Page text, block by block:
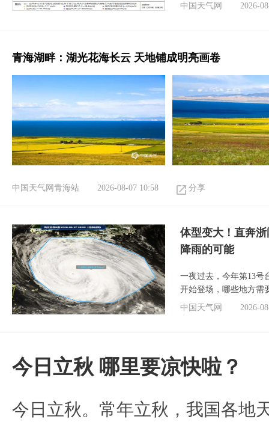
中国天气网 2026-
青海湖畔：湖光花海长云 天地铺成明亮画卷
中国天气网青海站 2026-08-07 10:58 分享
体型变大！直奔
降雨的可能
一夜过去，今年第13号
开始登场，哪些地方需
中国天气网
2026-
今日立秋 哪里要凉快啦？
今日立秋。常年立秋，我国各地